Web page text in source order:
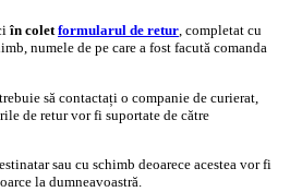
în colet formularul de retur, completat cu
numele de pe care a fost facută comanda
să contactați o companie de curierat,
de retur vor fi suportate de către
sau cu schimb deoarece acestea vor fi
la dumneavoastră.